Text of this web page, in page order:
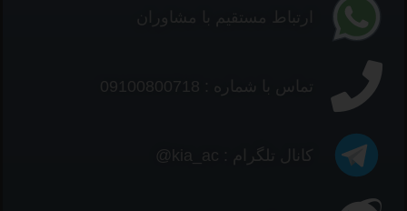
ارتباط مستقیم با مشاوران
تماس با شماره : 09100800718
کانال تلگرام : kia_ac@